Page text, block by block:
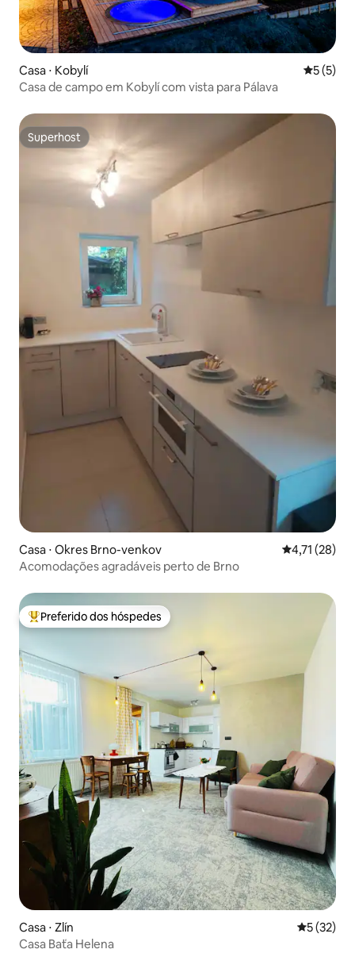
Casa ⋅ Kobylí 5 de
5 (5)
Casa de campo em Kobylí com vista para Pálava
Superhost
Superhost
Casa ⋅ Okres Brno-venkov 4,71 de uma
4,71 (28)
Acomodações agradáveis perto de Brno
Entre os melhores preferidos dos hóspedes
Preferido dos hóspedes
Casa ⋅ Zlín 5 de uma
5 (32)
Casa Baťa Helena